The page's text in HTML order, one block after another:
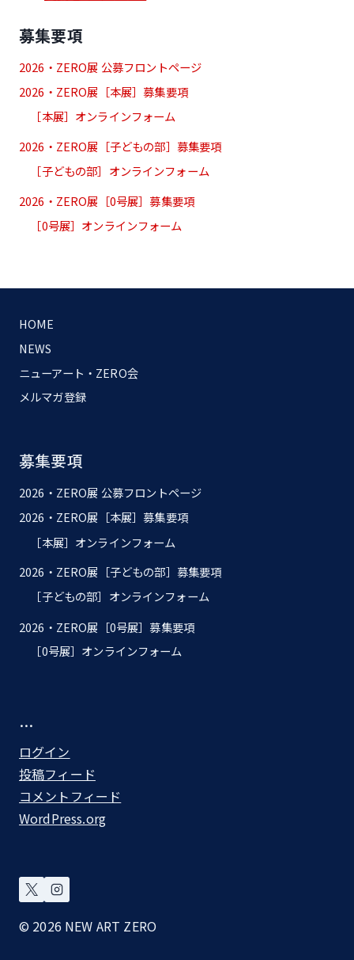
募集要項
2026・ZERO展 公募フロントページ
2026・ZERO展［本展］募集要項
［本展］オンラインフォーム
2026・ZERO展［子どもの部］募集要項
［子どもの部］オンラインフォーム
2026・ZERO展［0号展］募集要項
［0号展］オンラインフォーム
HOME
NEWS
ニューアート・ZERO会
メルマガ登録
募集要項
2026・ZERO展 公募フロントページ
2026・ZERO展［本展］募集要項
［本展］オンラインフォーム
2026・ZERO展［子どもの部］募集要項
［子どもの部］オンラインフォーム
2026・ZERO展［0号展］募集要項
［0号展］オンラインフォーム
…
ログイン
投稿フィード
コメントフィード
WordPress.org
© 2026 NEW ART ZERO